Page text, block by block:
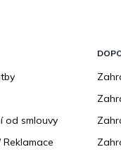
od smlouvy